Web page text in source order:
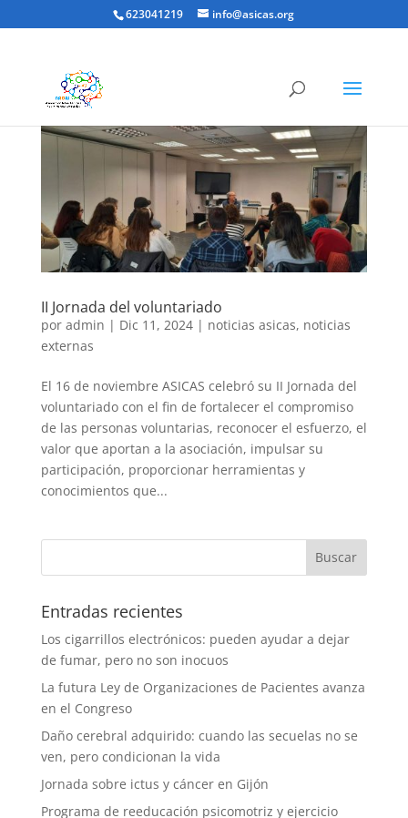
623041219 info@asicas.org
II Jornada del voluntariado
por admin | Dic 11, 2024| noticias asicas, noticias
externas
El 16 de noviembre ASICAS celebró su II Jornada del
voluntariado con el fin de fortalecer el compromiso
de las personas voluntarias, reconocer el esfuerzo, el
valor que aportan a la asociación, impulsar su
participación, proporcionar herramientas y
conocimientos que...
Entradas recientes
Los cigarrillos electrónicos: pueden ayudar a dejar
de fumar, pero no son inocuos
La futura Ley de Organizaciones de Pacientes avanza
en el Congreso
Daño cerebral adquirido: cuando las secuelas no se
ven, pero condicionan la vida
Jornada sobre ictus y cáncer en Gijón
Programa de reeducación psicomotriz y ejercicio